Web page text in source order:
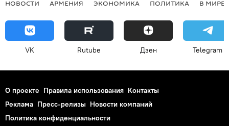
НОВОСТИ АРМЕНИЯ ЭКОНОМИКА ПОЛИТИКА В МИРЕ
VK Rutube Дзен Telegram
О проекте Правила использования Контакты
Реклама Пресс-релизы Новости компаний
Политика конфиденциальности